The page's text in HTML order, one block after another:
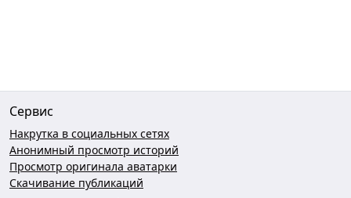
Сервис
Накрутка в социальных сетях
Анонимный просмотр историй
Просмотр оригинала аватарки
Скачивание публикаций